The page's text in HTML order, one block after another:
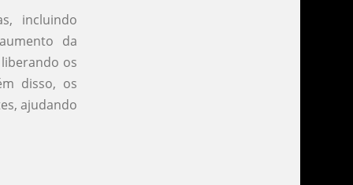
incluindo
da
os
disso, os
ajudando